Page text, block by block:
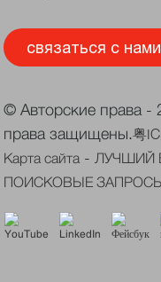
связаться с нами
© Авторские права -
права защищены.粤
Карта сайта - ЛУЧШИЙ
ПОИСКОВЫЕ